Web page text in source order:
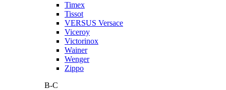
Timex
Tissot
VERSUS Versace
Viceroy
Victorinox
Wainer
Wenger
Zippo
В-С